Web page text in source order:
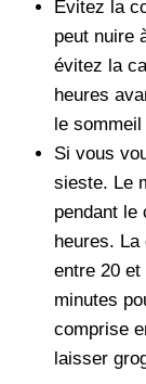
Évitez la
peut nuire
évitez la
heures
le
Si vous
sieste. Le
pendant le
heures.
entre 20
minutes
comprise
laisser